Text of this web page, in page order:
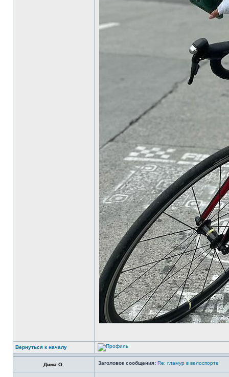
Вернуться к началу
Дима О. Заголовок сообщения: Re: гламур в велоспорте